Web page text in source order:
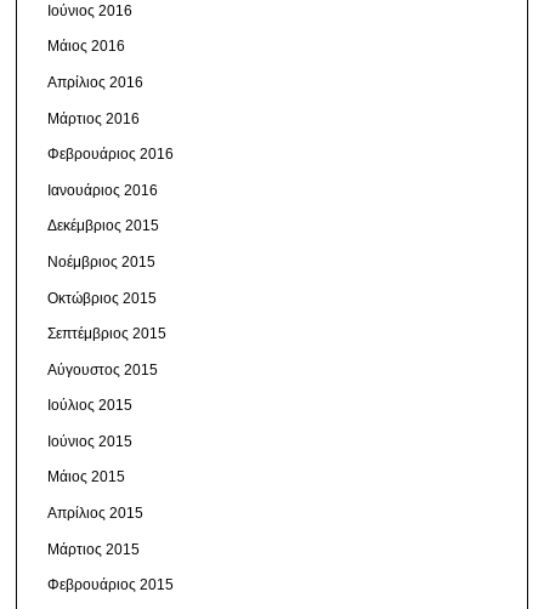
Ιούνιος 2016
Μάιος 2016
Απρίλιος 2016
Μάρτιος 2016
Φεβρουάριος 2016
Ιανουάριος 2016
Δεκέμβριος 2015
Νοέμβριος 2015
Οκτώβριος 2015
Σεπτέμβριος 2015
Αύγουστος 2015
Ιούλιος 2015
Ιούνιος 2015
Μάιος 2015
Απρίλιος 2015
Μάρτιος 2015
Φεβρουάριος 2015